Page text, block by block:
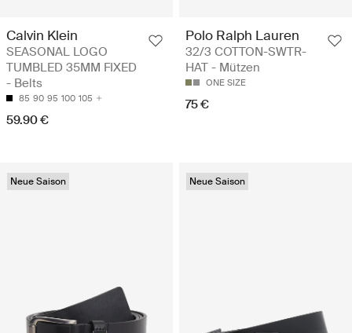
Calvin Klein
SEASONAL LOGO
TUMBLED 35MM FIXED
- Belts
85 90 95 100 105
59.90 €
Polo Ralph Lauren
32/3 COTTON-SWTR-
HAT - Mützen
ONE SIZE
75 €
Neue Saison Neue Saison